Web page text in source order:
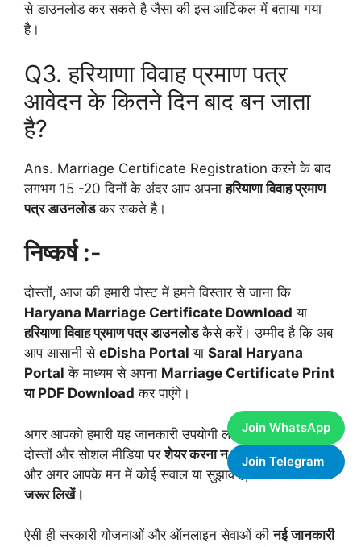
Join WhatsApp
Join Telegram
से डाउनलोड कर सकते है जैसा की इस आर्टिकल में बताया गया
है।
Q3. हरियाणा विवाह प्रमाण पत्र
आवेदन के कितने दिन बाद बन जाता
है?
Ans. Marriage Certificate Registration करने के बाद
लगभग 15 -20 दिनों के अंदर आप अपनाहरियाणा विवाह प्रमाण
पत्र डाउनलोडकर सकते है।
निष्कर्ष :-
दोस्तों, आज की हमारी पोस्ट में हमने विस्तार से जाना कि
Haryana Marriage Certificate Download या
हरियाणा विवाह प्रमाण पत्र डाउनलोडकैसे करें। उम्मीद है कि अब
आप आसानी से eDisha Portal या Saral Haryana
Portal के माध्यम से अपना Marriage Certificate Print
या PDF Download कर पाएंगे।
अगर आपको हमारी यह जानकारी उपयोगी लगी हो, तो इसे अपने
दोस्तों और सोशल मीडिया परशेयर करना न भूलें।
और अगर आपके मन में कोई सवाल या सुझाव है, तो
कमेंट बॉक्स में
जरूर लिखें।
ऐसी ही सरकारी योजनाओं और ऑनलाइन सेवाओं कीनई जानकारी